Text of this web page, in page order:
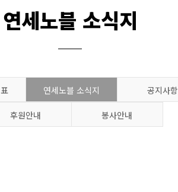
연세노블 소식지
연세노블 소식지 공지사항
후원안내 봉사안내